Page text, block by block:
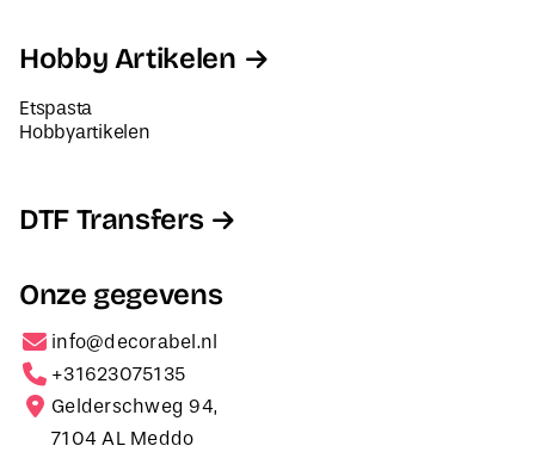
Hobby Artikelen
Etspasta
Hobbyartikelen
DTF Transfers
Onze gegevens
info@decorabel.nl
+31623075135
Gelderschweg 94,
7104 AL Meddo